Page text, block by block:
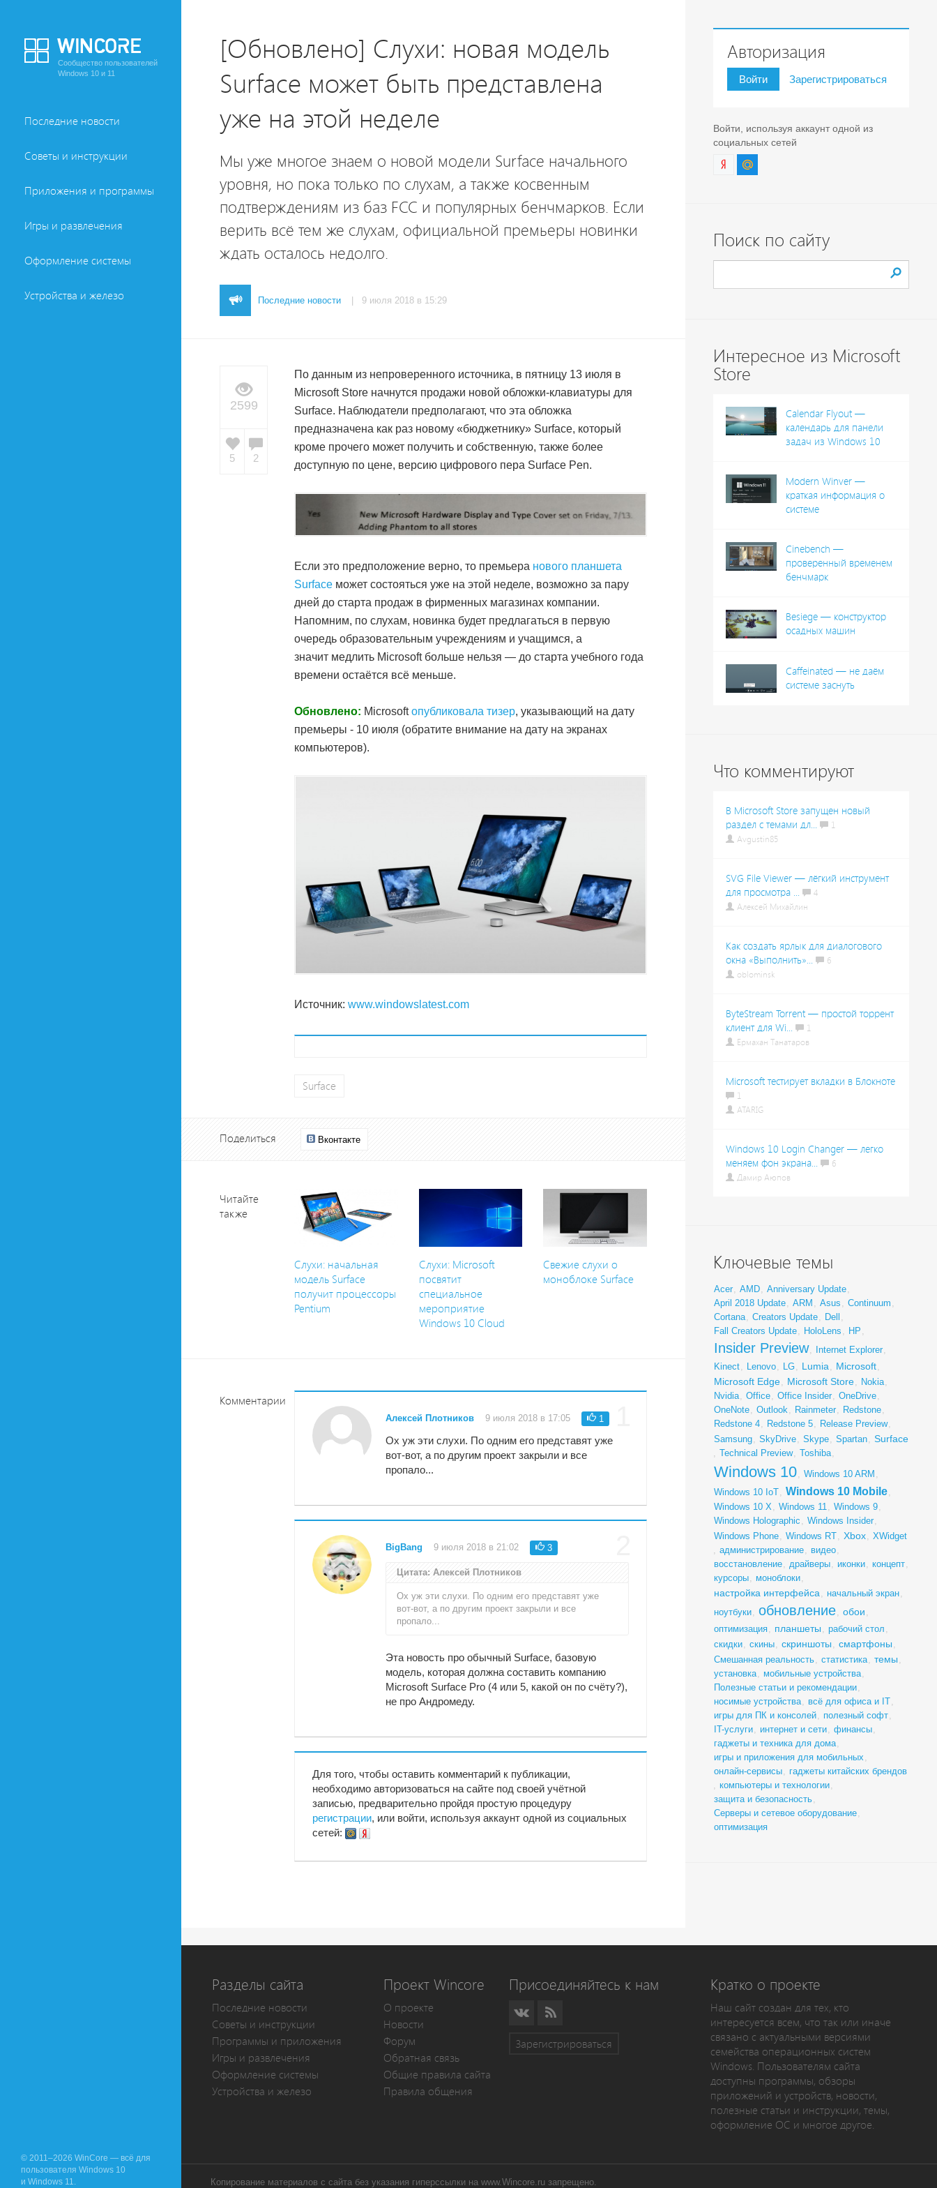
Сообщество пользователей
Windows 10 и 11
Последние новости
Советы и инструкции
Приложения и программы
Игры и развлечения
Оформление системы
Устройства и железо
© 2011–2026 WinCore — всё для
пользователя Windows 10
и Windows 11.
[Обновлено] Слухи: новая модель
Surface может быть представлена
уже на этой неделе
Мы уже многое знаем о новой модели Surface начального
уровня, но пока только по слухам, а также косвенным
подтверждениям из баз FCC и популярных бенчмарков. Если
верить всё тем же слухам, официальной премьеры новинки
ждать осталось недолго.
Последние новости | 9 июля 2018 в 15:29
2599
5 2
По данным из непроверенного источника, в пятницу 13 июля в
Microsoft Store начнутся продажи новой обложки-клавиатуры для
Surface. Наблюдатели предполагают, что эта обложка
предназначена как раз новому «бюджетнику» Surface, который
кроме прочего может получить и собственную, также более
доступную по цене, версию цифрового пера Surface Pen.
Если это предположение верно, то премьера нового планшета
Surface может состояться уже на этой неделе, возможно за пару
дней до старта продаж в фирменных магазинах компании.
Напомним, по слухам, новинка будет предлагаться в первую
очередь образовательным учреждениям и учащимся, а
значит медлить Microsoft больше нельзя — до старта учебного года
времени остаётся всё меньше.
Обновлено: Microsoftопубликовала тизер, указывающий на дату
премьеры - 10 июля (обратите внимание на дату на экранах
компьютеров).
Источник:www.windowslatest.com
Surface
Поделиться Вконтакте
Читайте
также
Слухи: начальная
модель Surface
получит процессоры
Pentium
Слухи: Microsoft
посвятит
специальное
мероприятие
Windows 10 Cloud
Свежие слухи о
моноблоке Surface
Комментарии
Алексей Плотников 9 июля 2018 в 17:05 1
Ох уж эти слухи. По одним его представят уже
вот-вот, а по другим проект закрыли и все
пропало...
BigBang 9 июля 2018 в 21:02 3
Цитата: Алексей Плотников
Ох уж эти слухи. По одним его представят уже
вот-вот, а по другим проект закрыли и все
пропало...
Эта новость про обычный Surface, базовую
модель, которая должна составить компанию
Microsoft Surface Pro (4 или 5, какой он по счёту?),
не про Андромеду.
Для того, чтобы оставить комментарий к публикации,
необходимо авторизоваться на сайте под своей учётной
записью, предварительно пройдя простую процедуру
регистрации, или войти, используя аккаунт одной из социальных
сетей:
Авторизация
Войти Зарегистрироваться
Войти, используя аккаунт одной из
социальных сетей
Поиск по сайту
Интересное из Microsoft
Store
Calendar Flyout —
календарь для панели
задач из Windows 10
Modern Winver —
краткая информация о
системе
Cinebench —
проверенный временем
бенчмарк
Besiege — конструктор
осадных машин
Caffeinated — не даём
системе заснуть
Что комментируют
В Microsoft Store запущен новый
раздел с темами дл...
1
Avgustin85
SVG File Viewer — лёгкий инструмент
для просмотра ...
4
Алексей Михайлин
Как создать ярлык для диалогового
окна «Выполнить»...
6
oblominsk
ByteStream Torrent — простой торрент
клиент для Wi...
1
Ермахан Танатаров
Microsoft тестирует вкладки в Блокноте
1
ATARIG
Windows 10 Login Changer — легко
меняем фон экрана...
6
Дамир Аюпов
Ключевые темы
Acer, AMD, Anniversary Update,
April 2018 Update, ARM , Asus , Continuum ,
Cortana, Creators Update, Dell ,
Fall Creators Update, HoloLens , HP ,
Insider Preview, Internet Explorer,
Kinect, Lenovo, LG, Lumia, Microsoft,
Microsoft Edge, Microsoft Store, Nokia,
Nvidia, Office, Office Insider, OneDrive,
OneNote, Outlook, Rainmeter, Redstone,
Redstone 4, Redstone 5, Release Preview,
Samsung, SkyDrive, Skype, Spartan, Surface
, Technical Preview, Toshiba,
Windows 10, Windows 10 ARM ,
Windows 10 IoT, Windows 10 Mobile,
Windows 10 X, Windows 11, Windows 9,
Windows Holographic , Windows Insider,
Windows Phone, Windows RT, Xbox, XWidget
, администрирование, видео,
восстановление, драйверы, иконки, концепт,
курсоры, моноблоки,
настройка интерфейса, начальный экран,
ноутбуки, обновление, обои ,
оптимизация, планшеты , рабочий стол ,
скидки, скины, скриншоты , смартфоны ,
Смешанная реальность, статистика, темы ,
установка, мобильные устройства,
Полезные статьи и рекомендации,
носимые устройства, всё для офиса и IT,
игры для ПК и консолей, полезный софт,
IT-услуги, интернет и сети, финансы,
гаджеты и техника для дома,
игры и приложения для мобильных ,
онлайн-сервисы, гаджеты китайских брендов
, компьютеры и технологии,
защита и безопасность,
Серверы и сетевое оборудование,
оптимизация
Разделы сайта
Последние новости
Советы и инструкции
Программы и приложения
Игры и развлечения
Оформление системы
Устройства и железо
Проект Wincore
О проекте
Новости
Форум
Обратная связь
Общие правила сайта
Правила общения
Присоединяйтесь к нам
Зарегистрироваться
Кратко о проекте
Наш сайт создан для тех, кто
интересуется всем, что так или иначе
связано с актуальными версиями
семейства операционных систем
Windows. Пользователям сайта
доступны программы, обзоры
приложений и устройств, новости,
полезные статьи и инструкции, темы,
оформление ОС и многое другое.
Копирование материалов с сайта без указания гиперссылки на www.Wincore.ru запрещено.